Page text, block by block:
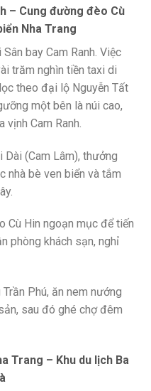
– Cung đường đèo Cù
Nha Trang
bay Cam Ranh. Việc
trăm nghìn tiền taxi di
theo đại lộ Nguyễn Tất
một bên là núi cao,
vịnh Cam Ranh.
Dài (Cam Lâm), thưởng
nhà bè ven biển và tắm
Cù Hin ngoạn mục để tiến
phòng khách sạn, nghỉ
Phú, ăn nem nướng
sau đó ghé chợ đêm
Trang – Khu du lịch Ba